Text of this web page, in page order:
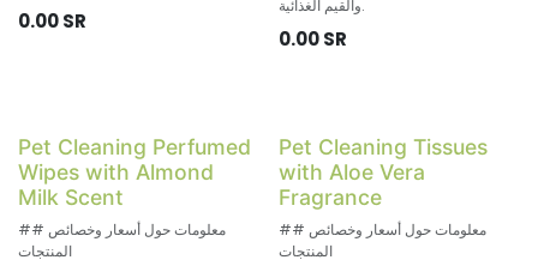
0.00SR
والقيم الغذائية.
0.00SR
Pet Cleaning Perfumed
Wipes with Almond
Milk Scent
## معلومات حول أسعار وخصائص
المنتجات
Pet Cleaning Tissues
with Aloe Vera
Fragrance
## معلومات حول أسعار وخصائص
المنتجات